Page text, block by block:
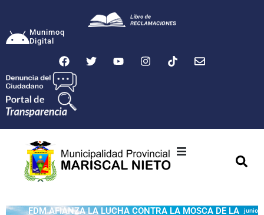
Munimoq
Digital
FDM AFIANZA LA LUCHA CONTRA LA MOSCA DE LA
junio